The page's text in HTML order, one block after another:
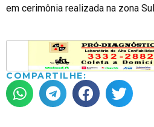
em cerimônia realizada na zona
COMPARTILHE: